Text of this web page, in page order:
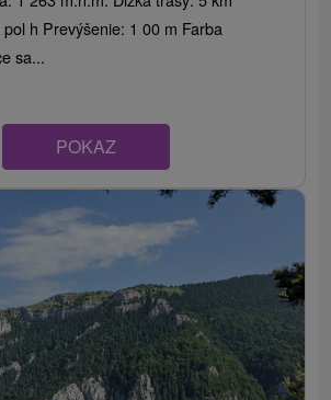
h Prevýšenie: 1 00 m Farba
sa...
POKAZ